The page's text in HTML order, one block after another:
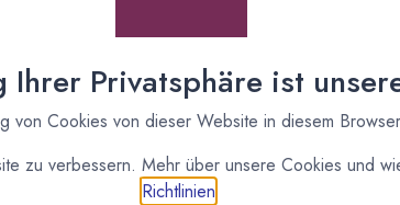
Ihrer Privatsphäre ist
von Cookies von dieser Website in diesem
zu verbessern. Mehr über unsere Cookies und
Richtlinien